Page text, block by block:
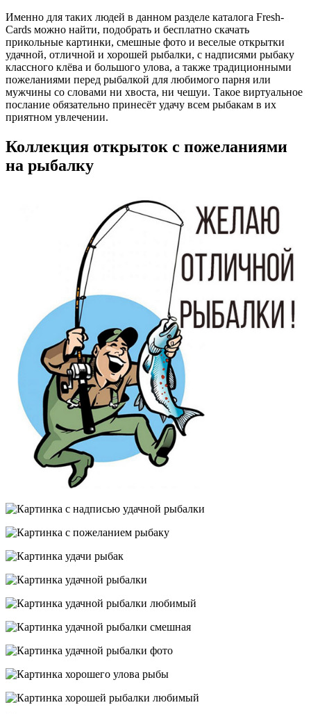
Именно для таких людей в данном разделе каталога Fresh-
Cards можно найти, подобрать и бесплатно скачать
прикольные картинки, смешные фото и веселые открытки
удачной, отличной и хорошей рыбалки, с надписями рыбаку
классного клёва и большого улова, а также традиционными
пожеланиями перед рыбалкой для любимого парня или
мужчины со словами ни хвоста, ни чешуи. Такое виртуальное
послание обязательно принесёт удачу всем рыбакам в их
приятном увлечении.
Коллекция открыток с пожеланиями
на рыбалку